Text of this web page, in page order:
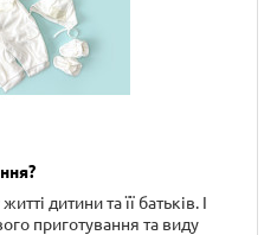
дитини та її батьків. І
приготування та виду